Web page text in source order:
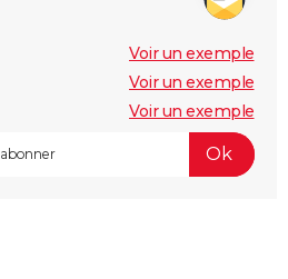
Voir un exemple
Voir un exemple
Voir un exemple